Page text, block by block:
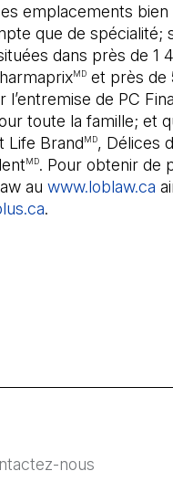
emplacements bien
que de spécialité;
dans près de 1
MDet près de
de PC
toute la famille; et
Life BrandMD, Délices
MD. Pour obtenir de
au www.loblaw.ca
(Il s'ouvre dans
.
nous